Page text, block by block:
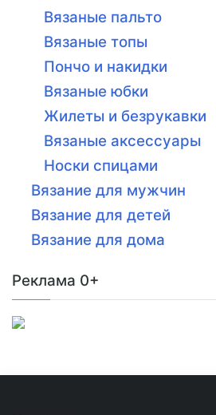
Вязаные пальто
Вязаные топы
Пончо и накидки
Вязаные юбки
Жилеты и безрукавки
Вязаные аксессуары
Носки спицами
Вязание для мужчин
Вязание для детей
Вязание для дома
Реклама 0+